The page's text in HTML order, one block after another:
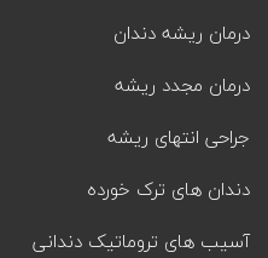
درمان ریشه دندان
درمان مجدد ریشه
جراحی انتهای ریشه
دندان های ترک خورده
آسیب های تروماتیک دندانی